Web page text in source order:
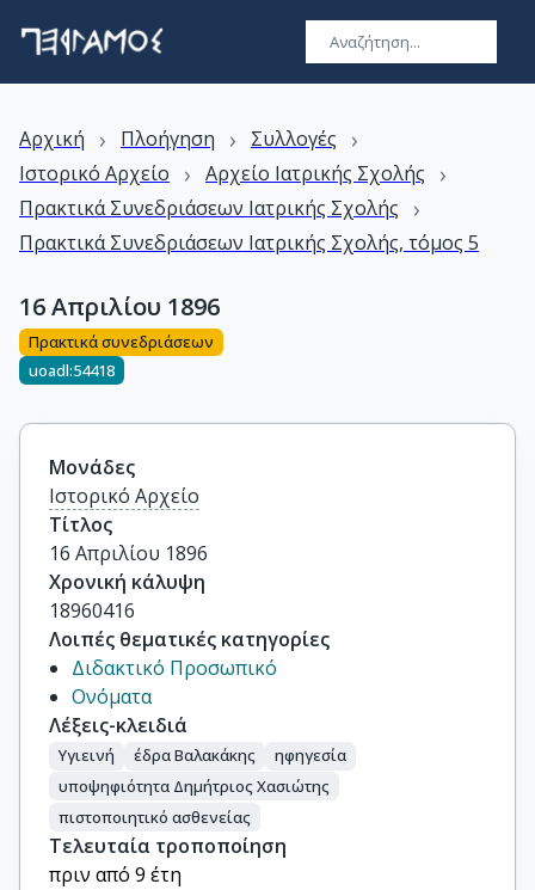
Αρχική › Πλοήγηση › Συλλογές ›
Ιστορικό Αρχείο › Αρχείο Ιατρικής Σχολής ›
Πρακτικά Συνεδριάσεων Ιατρικής Σχολής ›
Πρακτικά Συνεδριάσεων Ιατρικής Σχολής, τόμος 5
16 Απριλίου 1896
Πρακτικά συνεδριάσεων
uoadl:54418
Μονάδες
Ιστορικό Αρχείο
Τίτλος
16 Απριλίου 1896
Χρονική κάλυψη
18960416
Λοιπές θεματικές κατηγορίες
Διδακτικό Προσωπικό
Ονόματα
Λέξεις-κλειδιά
Υγιεινή έδρα Βαλακάκης
ηφηγεσία
υποψηφιότητα Δημήτριος Χασιώτης
πιστοποιητικό ασθενείας
Τελευταία τροποποίηση
πριν από 9 έτη